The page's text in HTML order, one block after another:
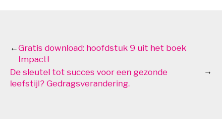
←Gratis download: hoofdstuk 9 uit het boek
Impact!
De sleutel tot succes voor een gezonde
leefstijl? Gedragsverandering.
→